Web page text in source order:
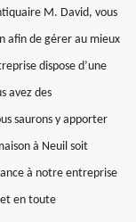
M. David, vous
afin de gérer au mieux
dispose d’une
avez des
saurons y apporter
à Neuil soit
à notre entreprise
en toute